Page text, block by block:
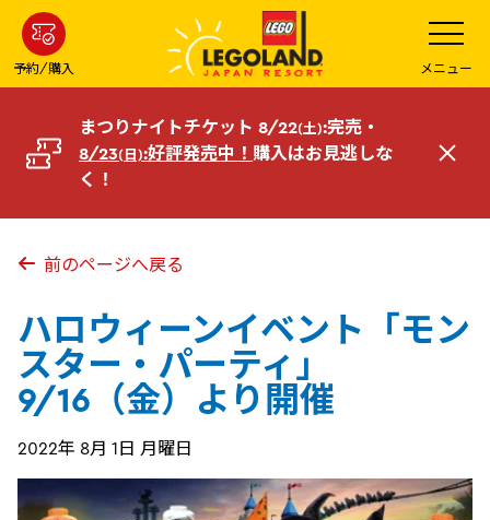
ン
コ
へ
予約/購入
メ
ニ
ュ
ー
を
開
メニュー
まつりナイトチケット 8/22(土):完売・
8/23(日):好評発売中！ 購入はお見逃しな
く！
閉
前のページへ戻る
ハロウィーンイベント「モン
スター・パーティ」
9/16（金）より開催
2022年 8月 1日 月曜日